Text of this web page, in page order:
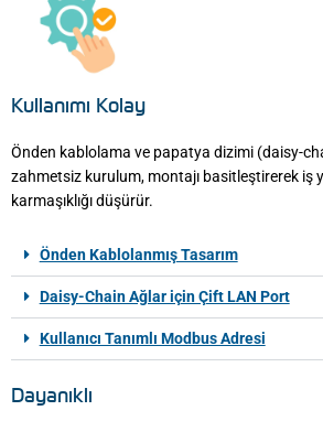
Kullanımı Kolay
Önden kablolama ve papatya dizimi (daisy-
zahmetsiz kurulum, montajı basitleştirerek iş
karmaşıklığı düşürür.
Önden Kablolanmış Tasarım
Daisy-Chain Ağlar için Çift LAN Port
Kullanıcı Tanımlı Modbus Adresi
Dayanıklı